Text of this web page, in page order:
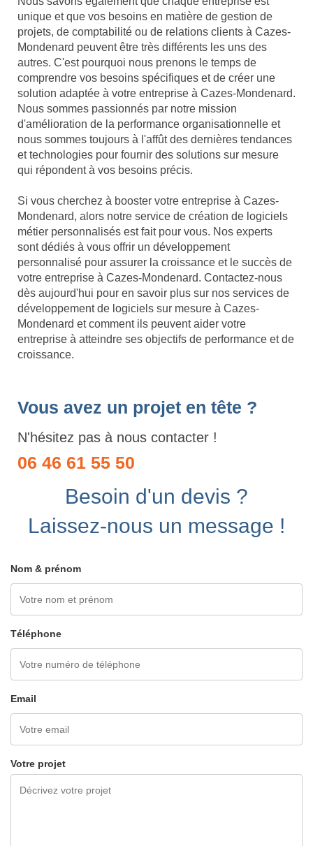
unique et que vos besoins en matière de gestion de
projets, de comptabilité ou de relations clients à Cazes-
Mondenard peuvent être très différents les uns des
autres. C'est pourquoi nous prenons le temps de
comprendre vos besoins spécifiques et de créer une
solution adaptée à votre entreprise à Cazes-Mondenard.
Nous sommes passionnés par notre mission
d'amélioration de la performance organisationnelle et
nous sommes toujours à l'affût des dernières tendances
et technologies pour fournir des solutions sur mesure
qui répondent à vos besoins précis.
Si vous cherchez à booster votre entreprise à Cazes-
Mondenard, alors notre service de création de logiciels
métier personnalisés est fait pour vous. Nos experts
sont dédiés à vous offrir un développement
personnalisé pour assurer la croissance et le succès de
votre entreprise à Cazes-Mondenard. Contactez-nous
dès aujourd'hui pour en savoir plus sur nos services de
développement de logiciels sur mesure à Cazes-
Mondenard et comment ils peuvent aider votre
entreprise à atteindre ses objectifs de performance et de
croissance.
Vous avez un projet en tête ?
N'hésitez pas à nous contacter !
06 46 61 55 50
Besoin d'un devis ?
Laissez-nous un message !
Nom & prénom
Téléphone
Email
Votre projet